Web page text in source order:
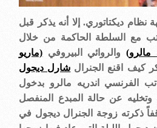
نظام ديكتاتوري. إلا أنه يذكر قبل
مع السلطة الحاكمة من خلال
مالرو) والروائي البيروفي (ماريو
كيف اقنع الجنرال شارل ديجول
الفرنسي اندريه مالرو بدخول
عن حالة المبدع المنفصل
ذكرته زوجة الجنرال ديجول في